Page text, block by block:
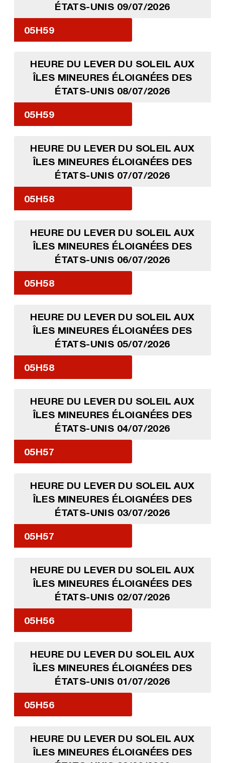
ÉTATS-UNIS 09/07/2026
05H59
HEURE DU LEVER DU SOLEIL AUX
ÎLES MINEURES ÉLOIGNÉES DES
ÉTATS-UNIS 08/07/2026
05H59
HEURE DU LEVER DU SOLEIL AUX
ÎLES MINEURES ÉLOIGNÉES DES
ÉTATS-UNIS 07/07/2026
05H58
HEURE DU LEVER DU SOLEIL AUX
ÎLES MINEURES ÉLOIGNÉES DES
ÉTATS-UNIS 06/07/2026
05H58
HEURE DU LEVER DU SOLEIL AUX
ÎLES MINEURES ÉLOIGNÉES DES
ÉTATS-UNIS 05/07/2026
05H58
HEURE DU LEVER DU SOLEIL AUX
ÎLES MINEURES ÉLOIGNÉES DES
ÉTATS-UNIS 04/07/2026
05H57
HEURE DU LEVER DU SOLEIL AUX
ÎLES MINEURES ÉLOIGNÉES DES
ÉTATS-UNIS 03/07/2026
05H57
HEURE DU LEVER DU SOLEIL AUX
ÎLES MINEURES ÉLOIGNÉES DES
ÉTATS-UNIS 02/07/2026
05H56
HEURE DU LEVER DU SOLEIL AUX
ÎLES MINEURES ÉLOIGNÉES DES
ÉTATS-UNIS 01/07/2026
05H56
HEURE DU LEVER DU SOLEIL AUX
ÎLES MINEURES ÉLOIGNÉES DES